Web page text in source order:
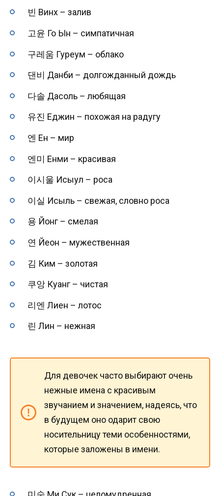
빈 Винх – залив
고윤 Го Ын – симпатичная
구레움 Гуреум – облако
댄비 Данби – долгожданный дождь
다솔 Дасоль – любящая
유진 Еджин – похожая на радугу
엔 Ен – мир
엔미 Енми – красивая
이시울 Исыул – роса
이실 Исыль – свежая, словно роса
용 Йонг – смелая
연 Йеон – мужественная
김 Ким – золотая
쿠앙 Куанг – чистая
리엔 Лиен – лотос
린 Лин – нежная
Для девочек часто выбирают очень
нежные имена с красивым
звучанием и значением, надеясь, что
в будущем оно одарит свою
носительницу теми особенностями,
которые заложены в имени.